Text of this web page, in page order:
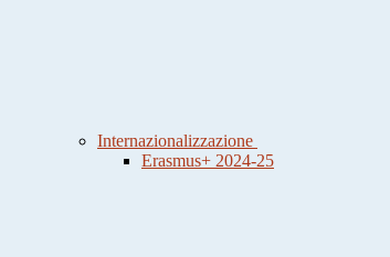
Internazionalizzazione
Erasmus+ 2024-25